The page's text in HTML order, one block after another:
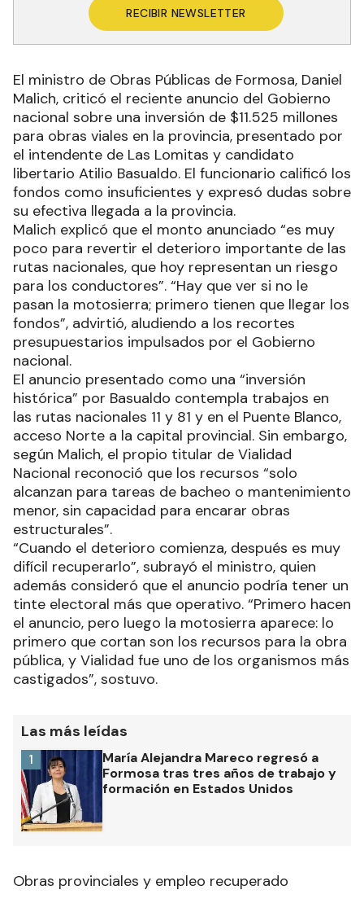
RECIBIR NEWSLETTER
El ministro de Obras Públicas de Formosa, Daniel
Malich, criticó el reciente anuncio del Gobierno
nacional sobre una inversión de $11.525 millones
para obras viales en la provincia, presentado por
el intendente de Las Lomitas y candidato
libertario Atilio Basualdo. El funcionario calificó los
fondos como insuficientes y expresó dudas sobre
su efectiva llegada a la provincia.
Malich explicó que el monto anunciado “es muy
poco para revertir el deterioro importante de las
rutas nacionales, que hoy representan un riesgo
para los conductores”. “Hay que ver si no le
pasan la motosierra; primero tienen que llegar los
fondos”, advirtió, aludiendo a los recortes
presupuestarios impulsados por el Gobierno
nacional.
El anuncio presentado como una “inversión
histórica” por Basualdo contempla trabajos en
las rutas nacionales 11 y 81 y en el Puente Blanco,
acceso Norte a la capital provincial. Sin embargo,
según Malich, el propio titular de Vialidad
Nacional reconoció que los recursos “solo
alcanzan para tareas de bacheo o mantenimiento
menor, sin capacidad para encarar obras
estructurales”.
“Cuando el deterioro comienza, después es muy
difícil recuperarlo”, subrayó el ministro, quien
además consideró que el anuncio podría tener un
tinte electoral más que operativo. “Primero hacen
el anuncio, pero luego la motosierra aparece: lo
primero que cortan son los recursos para la obra
pública, y Vialidad fue uno de los organismos más
castigados”, sostuvo.
Las más leídas
María Alejandra Mareco regresó a
Formosa tras tres años de trabajo y
formación en Estados Unidos
1
Obras provinciales y empleo recuperado